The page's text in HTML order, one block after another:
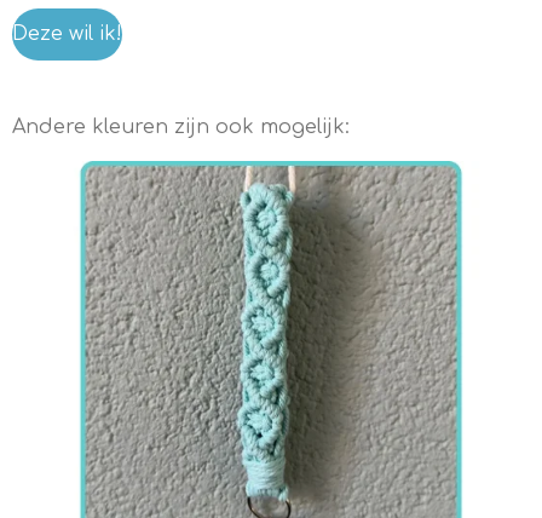
Deze wil ik!
Andere kleuren zijn ook mogelijk: